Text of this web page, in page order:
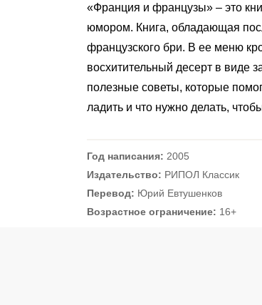
«Франция и французы» – это
юмором. Книга, обладающая
французского бри. В ее меню
восхитительный десерт в виде
полезные советы, которые
ладить и что нужно делать,
Год написания: 2005
Издательство: РИПОЛ Классик
Перевод: Юрий Евтушенков
Возрастное ограничение: 16+